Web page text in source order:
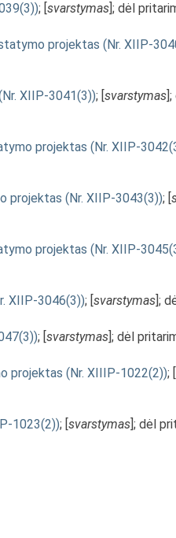
; [svarstymas]; dėl
projektas (Nr. XIIP-
XIIP-3041(3)); [svarstymas];
projektas (Nr. XIIP-
projektas (Nr. XIIP-3043(3)); [
projektas (Nr. XIIP-
XIIP-3046(3)); [svarstymas];
; [svarstymas]; dėl
projektas (Nr. XIIIP-1022(2)); [
1023(2)); [svarstymas]; dėl